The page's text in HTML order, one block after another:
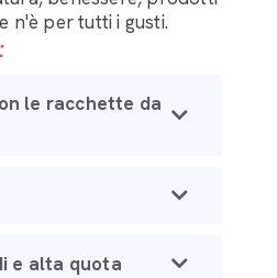
n'è per tutti i gusti.
le racchette da
e alta quota